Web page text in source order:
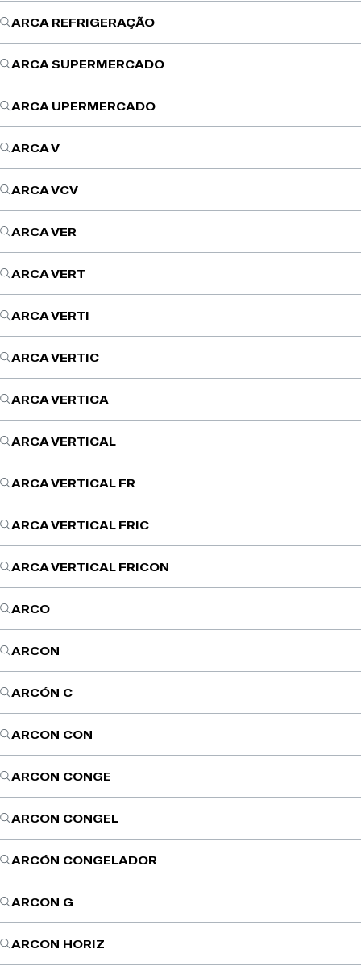
ARCA REFRIGERAÇÃO
ARCA SUPERMERCADO
ARCA UPERMERCADO
ARCA V
ARCA VCV
ARCA VER
ARCA VERT
ARCA VERTI
ARCA VERTIC
ARCA VERTICA
ARCA VERTICAL
ARCA VERTICAL FR
ARCA VERTICAL FRIC
ARCA VERTICAL FRICON
ARCO
ARCON
ARCÓN C
ARCON CON
ARCON CONGE
ARCON CONGEL
ARCÓN CONGELADOR
ARCON G
ARCON HORIZ